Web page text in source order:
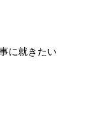
に就きたい